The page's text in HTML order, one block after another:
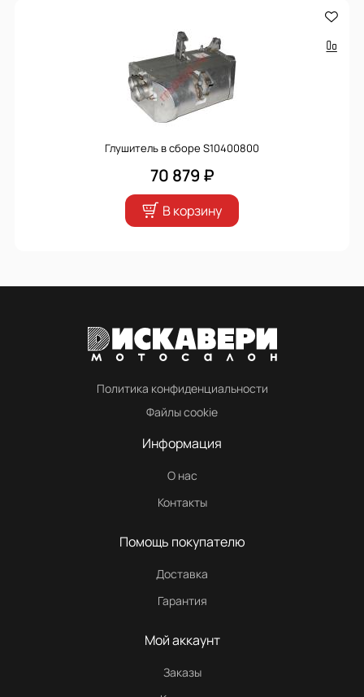
Глушитель в сборе S10400800
70 879 ₽
В корзину
Политика конфиденциальности
Файлы cookie
Информация
О нас
Контакты
Помощь покупателю
Доставка
Гарантия
Мой аккаунт
Заказы